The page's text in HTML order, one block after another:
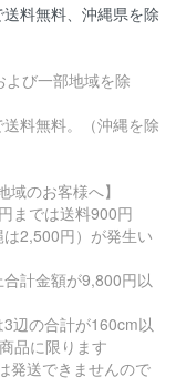
料無料、沖縄県を除
び一部地域を除
料無料。（沖縄を除
域のお客様へ】
までは送料900円
は2,500円）が発生い
計金額が9,800円以
辺の合計が160cm以
品に限ります
発送できませんので